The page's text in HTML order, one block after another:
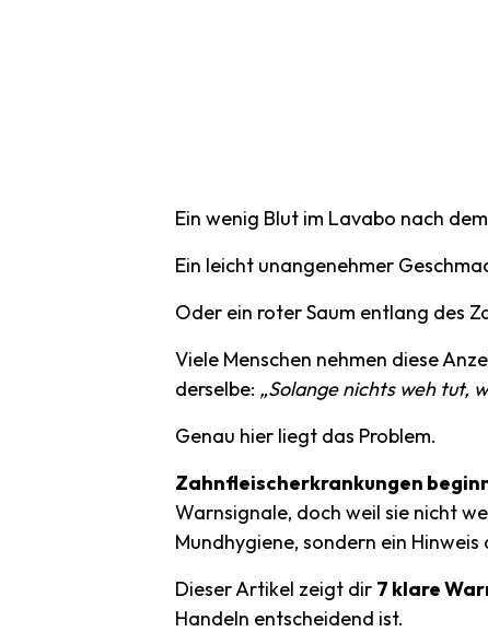
Ein wenig Blut im Lavabo nach
Ein leicht unangenehmer
Oder ein roter Saum entlang des
Viele Menschen nehmen diese
derselbe: „Solange nichts weh tut,
Genau hier liegt das Problem.
Zahnfleischerkrankungen
Warnsignale, doch weil sie nicht
Mundhygiene, sondern ein
Dieser Artikel zeigt dir 7 klare
Handeln entscheidend ist.